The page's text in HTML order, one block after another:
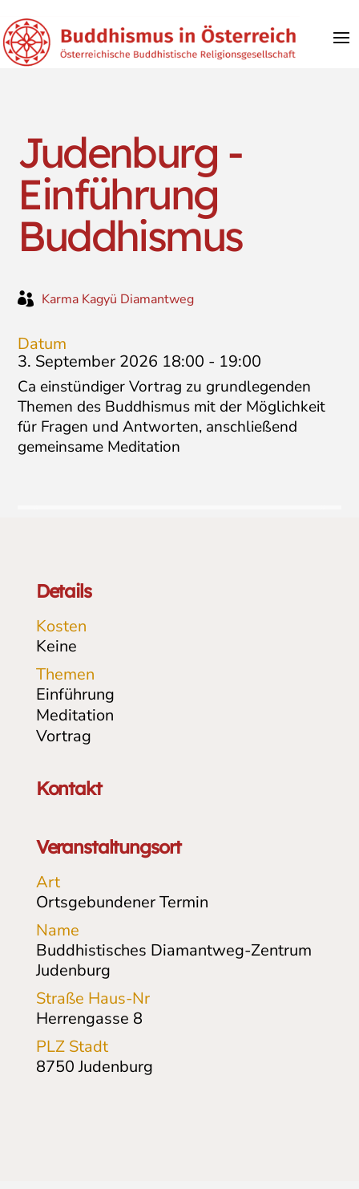
Judenburg -
Einführung
Buddhismus
 Karma Kagyü Diamantweg
Datum
3. September 2026 18:00 - 19:00
Ca einstündiger Vortrag zu grundlegenden
Themen des Buddhismus mit der Möglichkeit
für Fragen und Antworten, anschließend
gemeinsame Meditation
Details
Kosten
Keine
Themen
Einführung
Meditation
Vortrag
Kontakt
Veranstaltungsort
Art
Ortsgebundener Termin
Name
Buddhistisches Diamantweg-Zentrum
Judenburg
Straße Haus-Nr
Herrengasse 8
PLZ Stadt
8750 Judenburg